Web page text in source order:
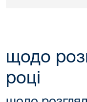
щодо
році